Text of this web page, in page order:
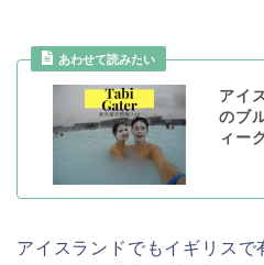
あわせて読みたい
アイ
のブ
ィー
アイスランドでもイギリスで